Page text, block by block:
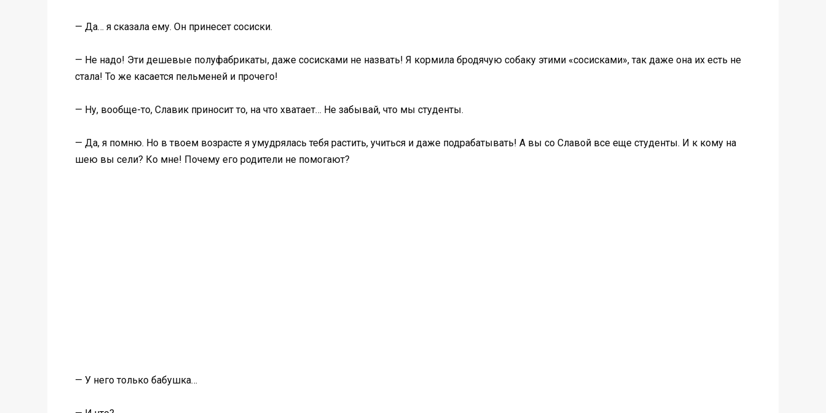
— Да… я сказала ему. Он принесет сосиски.
— Не надо! Эти дешевые полуфабрикаты, даже сосисками не назвать! Я кормила бродячую собаку этими «сосисками», так даже она их есть не
стала! То же касается пельменей и прочего!
— Ну, вообще-то, Славик приносит то, на что хватает… Не забывай, что мы студенты.
— Да, я помню. Но в твоем возрасте я умудрялась тебя растить, учиться и даже подрабатывать! А вы со Славой все еще студенты. И к кому на
шею вы сели? Ко мне! Почему его родители не помогают?
— У него только бабушка…